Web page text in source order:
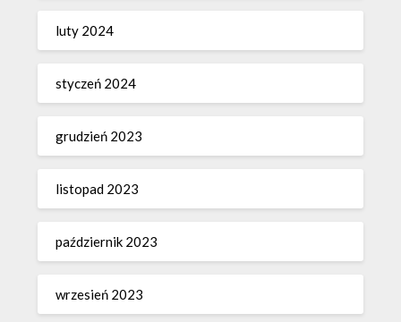
luty 2024
styczeń 2024
grudzień 2023
listopad 2023
październik 2023
wrzesień 2023